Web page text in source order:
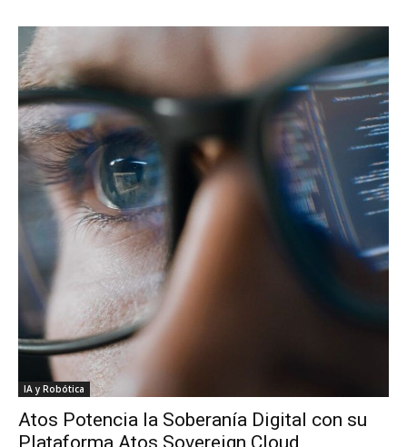
IA y Robótica
Atos Potencia la Soberanía Digital con su